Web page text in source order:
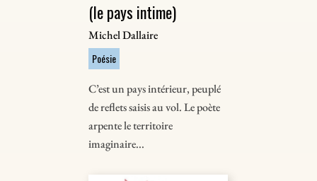
(le pays intime)
Michel Dallaire
Poésie
C’est un pays intérieur, peuplé
de reﬂets saisis au vol. Le poète
arpente le territoire
imaginaire...